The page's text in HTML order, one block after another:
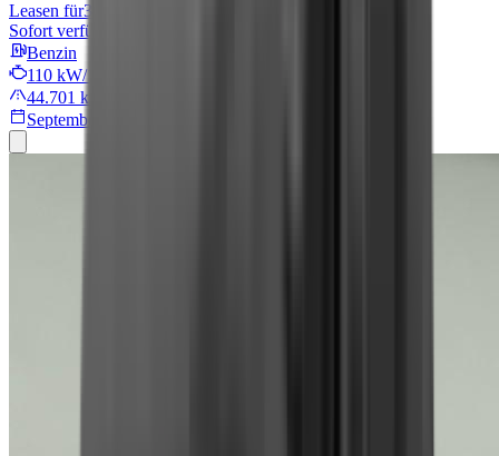
Leasen für301 € mtl.
Sofort verfügbar
Benzin
110 kW/149 PS
44.701 km
September 2024